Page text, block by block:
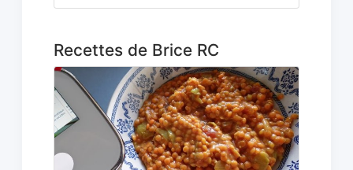
Recettes de Brice RC